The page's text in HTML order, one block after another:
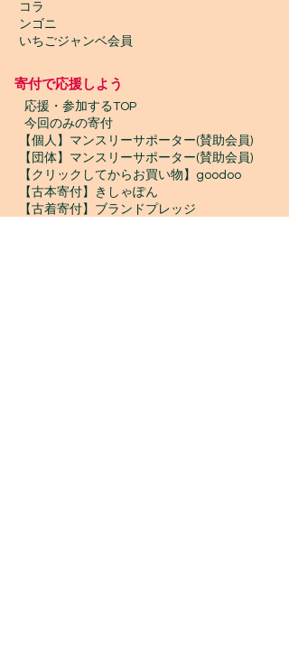
コラ
ンゴニ
いちごジャンベ会員
寄付で応援しよう
応援・参加するTOP
今回のみの寄付
【個人】マンスリーサポーター(賛助会員)
【団体】マンスリーサポーター(賛助会員)
【クリックしてからお買い物】goodoo
【古本寄付】きしゃぽん
【古着寄付】ブランドプレッジ